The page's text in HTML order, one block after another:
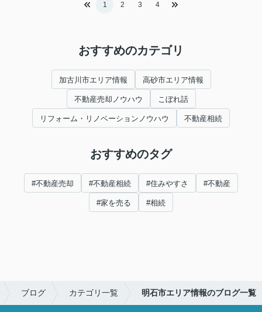
1 2 3 4
おすすめのカテゴリ
加古川市エリア情報 高砂市エリア情報
不動産売却ノウハウ こぼれ話
リフォーム・リノベーションノウハウ 不動産相続
おすすめのタグ
#不動産売却 #不動産相続 #住みやすさ #不動産
#家を売る #相続
ブログ カテゴリ一覧 明石市エリア情報のブログ一覧